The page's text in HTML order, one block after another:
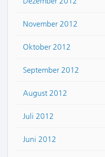
November 2012
Oktober 2012
September 2012
August 2012
Juli 2012
Juni 2012